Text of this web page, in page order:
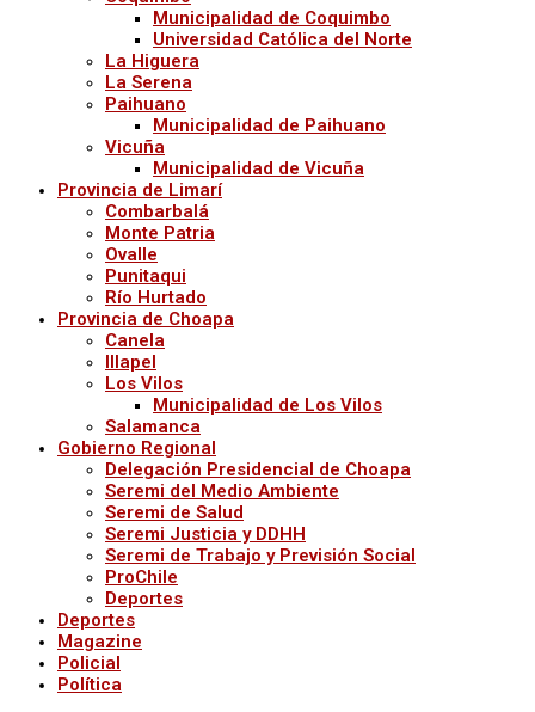
Municipalidad de Coquimbo
Universidad Católica del Norte
La Higuera
La Serena
Paihuano
Municipalidad de Paihuano
Vicuña
Municipalidad de Vicuña
Provincia de Limarí
Combarbalá
Monte Patria
Ovalle
Punitaqui
Río Hurtado
Provincia de Choapa
Canela
Illapel
Los Vilos
Municipalidad de Los Vilos
Salamanca
Gobierno Regional
Delegación Presidencial de Choapa
Seremi del Medio Ambiente
Seremi de Salud
Seremi Justicia y DDHH
Seremi de Trabajo y Previsión Social
ProChile
Deportes
Deportes
Magazine
Policial
Política